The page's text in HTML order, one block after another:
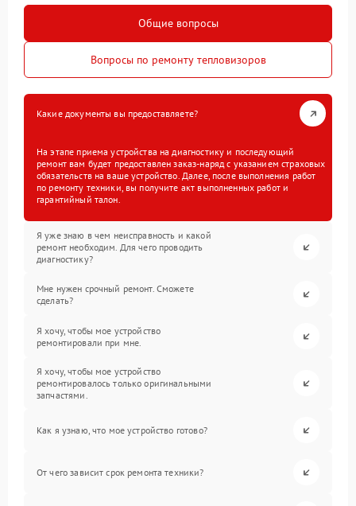
Общие вопросы
Вопросы по ремонту тепловизоров
Какие документы вы предоставляете?
На этапе приема устройства на диагностику и последующий
ремонт вам будет предоставлен заказ-наряд с указанием страховых
обязательств на ваше устройство. Далее, после выполнения работ
по ремонту техники, вы получите акт выполненных работ и
гарантийный талон.
Я уже знаю в чем неисправность и какой
ремонт необходим. Для чего проводить
диагностику?
Мне нужен срочный ремонт. Сможете
сделать?
Я хочу, чтобы мое устройство
ремонтировали при мне.
Я хочу, чтобы мое устройство
ремонтировалось только оригинальными
запчастями.
Как я узнаю, что мое устройство готово?
От чего зависит срок ремонта техники?